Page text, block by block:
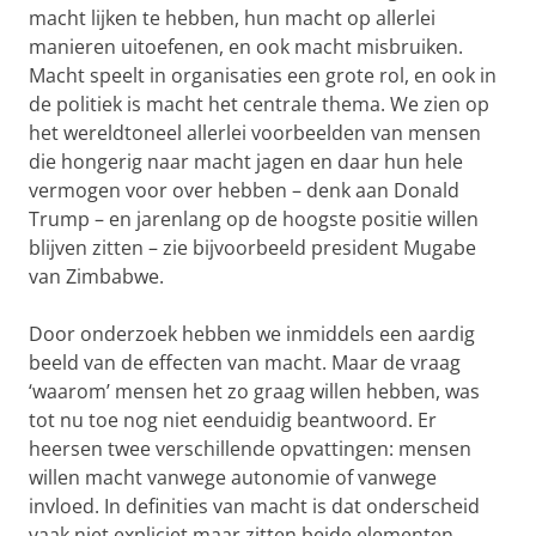
macht lijken te hebben, hun macht op allerlei
manieren uitoefenen, en ook macht misbruiken.
Macht speelt in organisaties een grote rol, en ook in
de politiek is macht het centrale thema. We zien op
het wereldtoneel allerlei voorbeelden van mensen
die hongerig naar macht jagen en daar hun hele
vermogen voor over hebben – denk aan Donald
Trump – en jarenlang op de hoogste positie willen
blijven zitten – zie bijvoorbeeld president Mugabe
van Zimbabwe.
Door onderzoek hebben we inmiddels een aardig
beeld van de effecten van macht. Maar de vraag
‘waarom’ mensen het zo graag willen hebben, was
tot nu toe nog niet eenduidig beantwoord. Er
heersen twee verschillende opvattingen: mensen
willen macht vanwege autonomie of vanwege
invloed. In definities van macht is dat onderscheid